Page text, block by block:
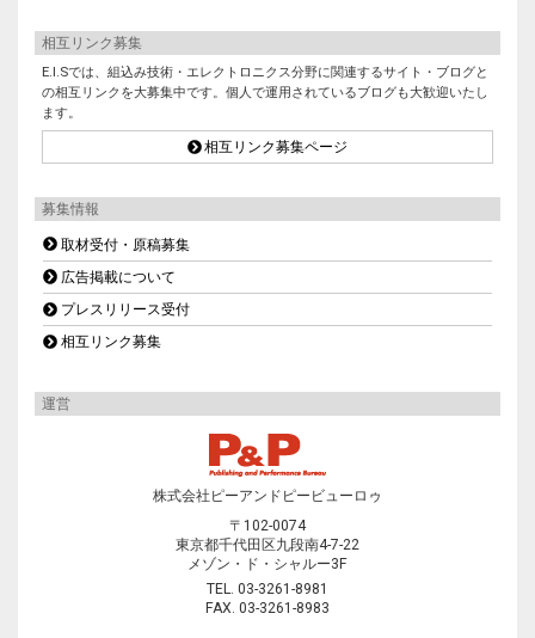
相互リンク募集
E.I.Sでは、組込み技術・エレクトロニクス分野に関連するサイト・ブログと
の相互リンクを大募集中です。個人で運用されているブログも大歓迎いたし
ます。
相互リンク募集ページ
募集情報
取材受付・原稿募集
広告掲載について
プレスリリース受付
相互リンク募集
運営
株式会社ピーアンドピービューロゥ
〒102-0074
東京都千代田区九段南4-7-22
メゾン・ド・シャルー3F
TEL. 03-3261-8981
FAX. 03-3261-8983